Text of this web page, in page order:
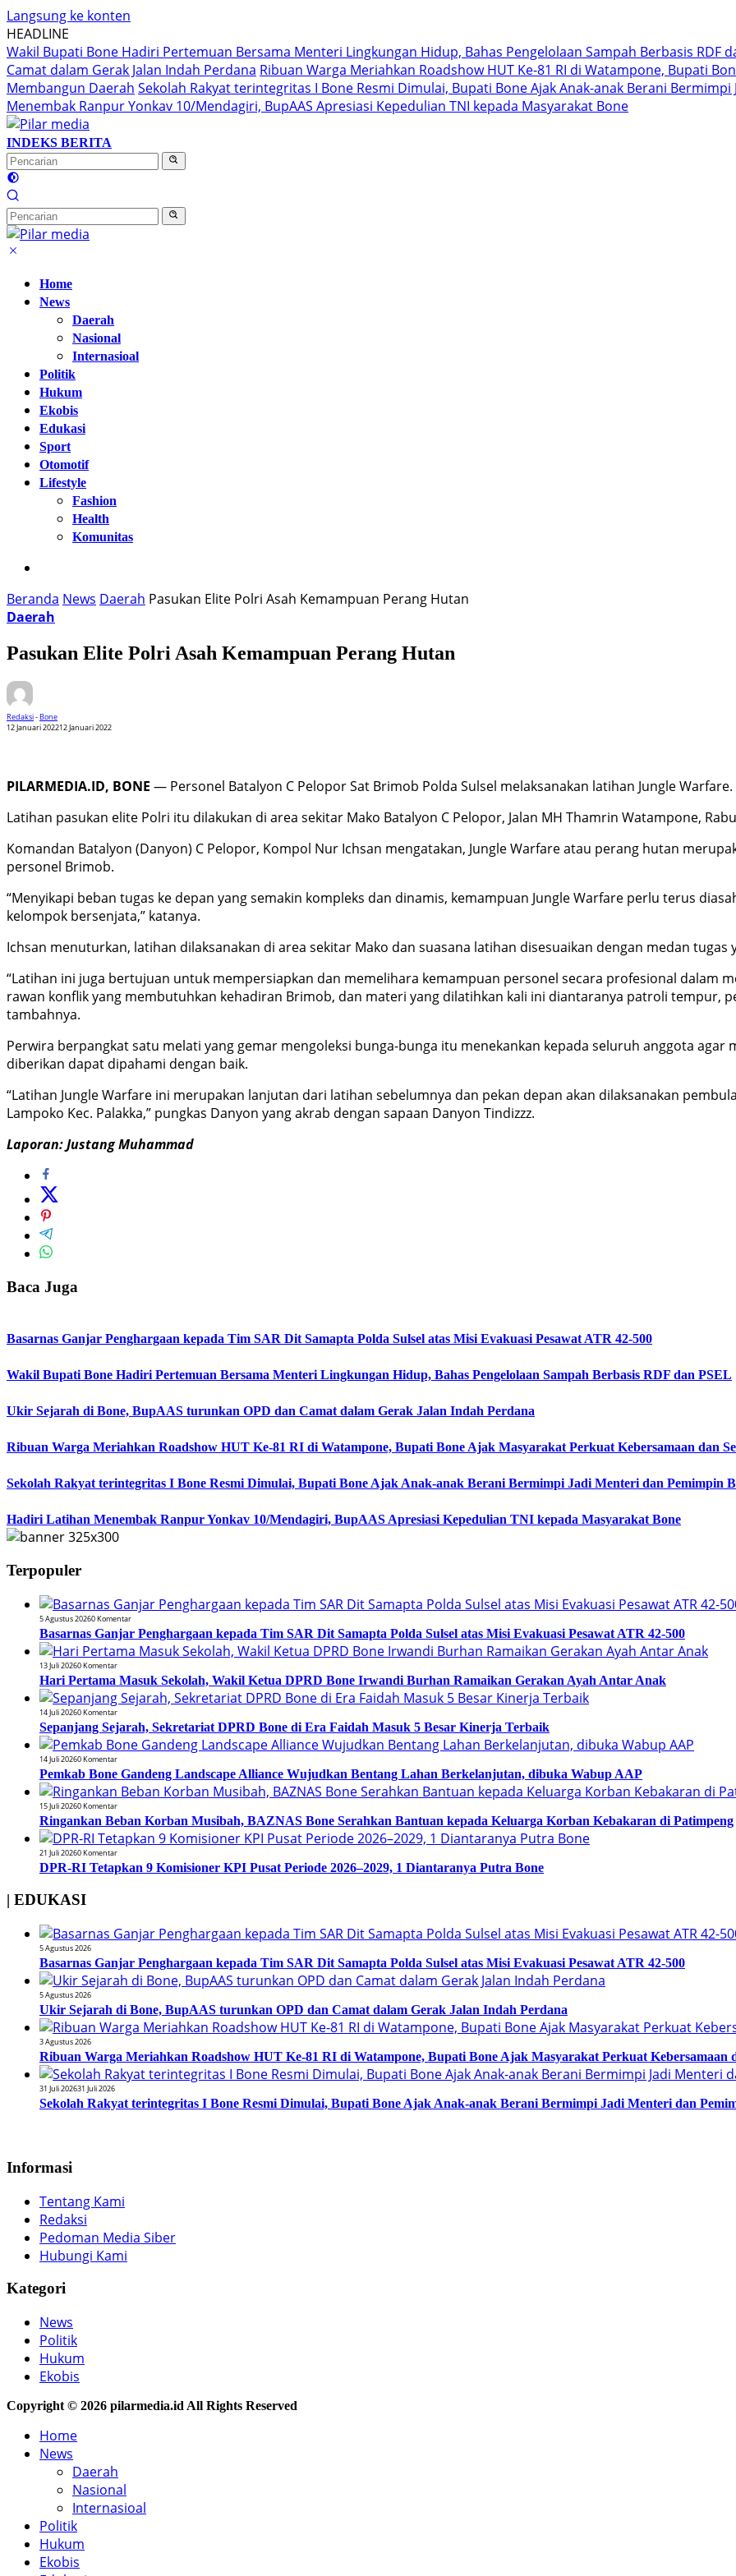
Langsung ke konten
HEADLINE
Wakil Bupati Bone Hadiri Pertemuan Bersama Menteri Lingkungan Hidup, Bahas Pengelolaan Sampah Berbasis RDF
Camat dalam Gerak Jalan Indah Perdana Ribuan Warga Meriahkan Roadshow HUT Ke-81 RI di Watampone, Bupati
Membangun Daerah Sekolah Rakyat terintegritas I Bone Resmi Dimulai, Bupati Bone Ajak Anak-anak Berani
Menembak Ranpur Yonkav 10/Mendagiri, BupAAS Apresiasi Kepedulian TNI kepada Masyarakat Bone
INDEKS BERITA
Home
News
Daerah
Nasional
Internasioal
Politik
Hukum
Ekobis
Edukasi
Sport
Otomotif
Lifestyle
Fashion
Health
Komunitas
Beranda News Daerah Pasukan Elite Polri Asah Kemampuan Perang Hutan
Daerah
Pasukan Elite Polri Asah Kemampuan Perang Hutan
Redaksi-Bone
12 Januari 202212 Januari 2022
PILARMEDIA.ID, BONE — Personel Batalyon C Pelopor Sat Brimob Polda Sulsel melaksanakan latihan Jungle
Latihan pasukan elite Polri itu dilakukan di area sekitar Mako Batalyon C Pelopor, Jalan MH Thamrin Watampone,
Komandan Batalyon (Danyon) C Pelopor, Kompol Nur Ichsan mengatakan, Jungle Warfare atau perang hutan
personel Brimob.
“Menyikapi beban tugas ke depan yang semakin kompleks dan dinamis, kemampuan Jungle Warfare perlu terus
kelompok bersenjata,” katanya.
Ichsan menuturkan, latihan dilaksanakan di area sekitar Mako dan suasana latihan disesuaikan dengan medan tugas
“Latihan ini juga bertujuan untuk mempersiapkan dan memelihara kemampuan personel secara profesional dalam
rawan konflik yang membutuhkan kehadiran Brimob, dan materi yang dilatihkan kali ini diantaranya patroli tempur,
tambahnya.
Perwira berpangkat satu melati yang gemar mengoleksi bunga-bunga itu menekankan kepada seluruh anggota
diberikan dapat dipahami dengan baik.
“Latihan Jungle Warfare ini merupakan lanjutan dari latihan sebelumnya dan pekan depan akan dilaksanakan
Lampoko Kec. Palakka,” pungkas Danyon yang akrab dengan sapaan Danyon Tindizzz.
Laporan: Justang Muhammad
Baca Juga
Basarnas Ganjar Penghargaan kepada Tim SAR Dit Samapta Polda Sulsel atas Misi Evakuasi Pesawat ATR 42-500
Wakil Bupati Bone Hadiri Pertemuan Bersama Menteri Lingkungan Hidup, Bahas Pengelolaan Sampah Berbasis RDF dan PSEL
Ukir Sejarah di Bone, BupAAS turunkan OPD dan Camat dalam Gerak Jalan Indah Perdana
Ribuan Warga Meriahkan Roadshow HUT Ke-81 RI di Watampone, Bupati Bone Ajak Masyarakat Perkuat Kebersamaan dan
Sekolah Rakyat terintegritas I Bone Resmi Dimulai, Bupati Bone Ajak Anak-anak Berani Bermimpi Jadi Menteri dan Pemimpin
Hadiri Latihan Menembak Ranpur Yonkav 10/Mendagiri, BupAAS Apresiasi Kepedulian TNI kepada Masyarakat Bone
Terpopuler
5 Agustus 20260 Komentar
Basarnas Ganjar Penghargaan kepada Tim SAR Dit Samapta Polda Sulsel atas Misi Evakuasi Pesawat ATR 42-500
13 Juli 20260 Komentar
Hari Pertama Masuk Sekolah, Wakil Ketua DPRD Bone Irwandi Burhan Ramaikan Gerakan Ayah Antar Anak
14 Juli 20260 Komentar
Sepanjang Sejarah, Sekretariat DPRD Bone di Era Faidah Masuk 5 Besar Kinerja Terbaik
14 Juli 20260 Komentar
Pemkab Bone Gandeng Landscape Alliance Wujudkan Bentang Lahan Berkelanjutan, dibuka Wabup AAP
15 Juli 20260 Komentar
Ringankan Beban Korban Musibah, BAZNAS Bone Serahkan Bantuan kepada Keluarga Korban Kebakaran di Patimpeng
21 Juli 20260 Komentar
DPR-RI Tetapkan 9 Komisioner KPI Pusat Periode 2026–2029, 1 Diantaranya Putra Bone
| EDUKASI
5 Agustus 2026
Basarnas Ganjar Penghargaan kepada Tim SAR Dit Samapta Polda Sulsel atas Misi Evakuasi Pesawat ATR 42-500
5 Agustus 2026
Ukir Sejarah di Bone, BupAAS turunkan OPD dan Camat dalam Gerak Jalan Indah Perdana
3 Agustus 2026
Ribuan Warga Meriahkan Roadshow HUT Ke-81 RI di Watampone, Bupati Bone Ajak Masyarakat Perkuat Kebersamaan
31 Juli 202631 Juli 2026
Sekolah Rakyat terintegritas I Bone Resmi Dimulai, Bupati Bone Ajak Anak-anak Berani Bermimpi Jadi Menteri dan
Informasi
Tentang Kami
Redaksi
Pedoman Media Siber
Hubungi Kami
Kategori
News
Politik
Hukum
Ekobis
Copyright © 2026 pilarmedia.id All Rights Reserved
Home
News
Daerah
Nasional
Internasioal
Politik
Hukum
Ekobis